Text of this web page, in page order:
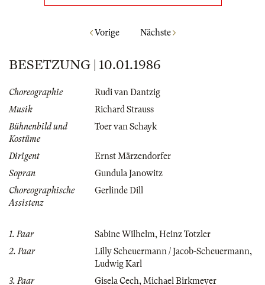
Vorige Nächste
BESETZUNG | 10.01.1986
Choreographie
Rudi van Dantzig
Musik
Richard Strauss
Bühnenbild und
Kostüme
Toer van Schayk
Dirigent
Ernst Märzendorfer
Sopran
Gundula Janowitz
Choreographische
Assistenz
Gerlinde Dill
1. Paar Sabine Wilhelm, Heinz Totzler
2. Paar
Lilly Scheuermann / Jacob-Scheuermann,
Ludwig Karl
3. Paar
Gisela Cech, Michael Birkmeyer